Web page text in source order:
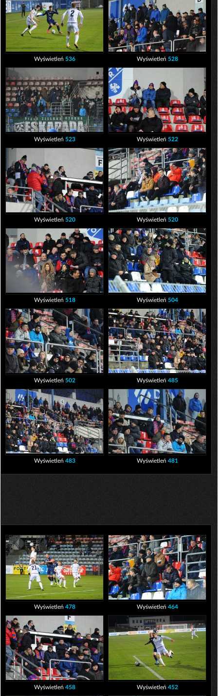
Wyświetleń 536 Wyświetleń 528
Wyświetleń 523 Wyświetleń 522
Wyświetleń 520 Wyświetleń 520
Wyświetleń 518 Wyświetleń 504
Wyświetleń 502 Wyświetleń 485
Wyświetleń 483 Wyświetleń 481
Wyświetleń 478 Wyświetleń 464
Wyświetleń 458 Wyświetleń 452